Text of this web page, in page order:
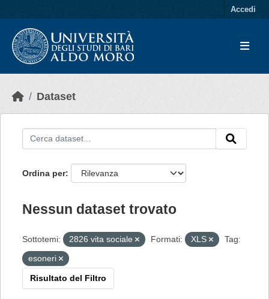
Accedi
Dataset
Ordina per
Nessun dataset trovato
Sottotemi: 2826 vita sociale Formati: XLS
Tag:
esoneri
Risultato del Filtro